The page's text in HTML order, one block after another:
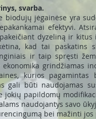
svarba.
biodujų jėgainėse yra
efektyvi.
dyzeliną ir
kad tai paskatins
ir taip spręsti
grindžiamas
kurios
gali būti naudojamas
jokių papildomų
naudojantys savo
bei mažinti